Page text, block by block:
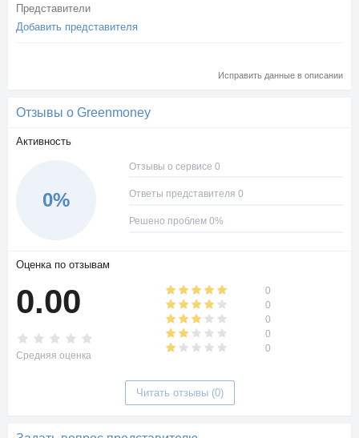
Представители
Добавить представителя
Исправить данные в описании
Отзывы о Greenmoney
Активность
0%
Отзывы о сервисе 0
Ответы представителя 0
Решено проблем 0%
Оценка по отзывам
0.00
Средняя оценка
0
0
0
0
0
Читать отзывы (0)